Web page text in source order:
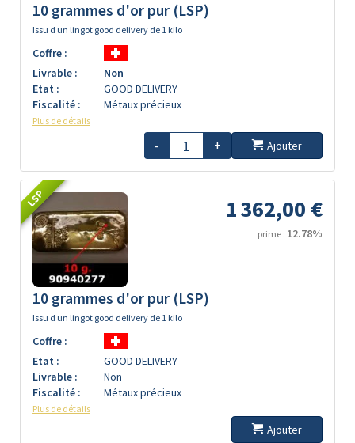
10 grammes d'or pur (LSP)
Issu d un lingot good delivery de 1 kilo
Coffre :
Livrable :
Non
Etat :
GOOD DELIVERY
Fiscalité :
Métaux précieux
Plus de détails
- + Ajouter
LSP 1 362,00 €
prime : 12.78%
10 grammes d'or pur (LSP)
Issu d un lingot good delivery de 1 kilo
Coffre :
Etat :
GOOD DELIVERY
Livrable :
Non
Fiscalité :
Métaux précieux
Plus de détails
Ajouter